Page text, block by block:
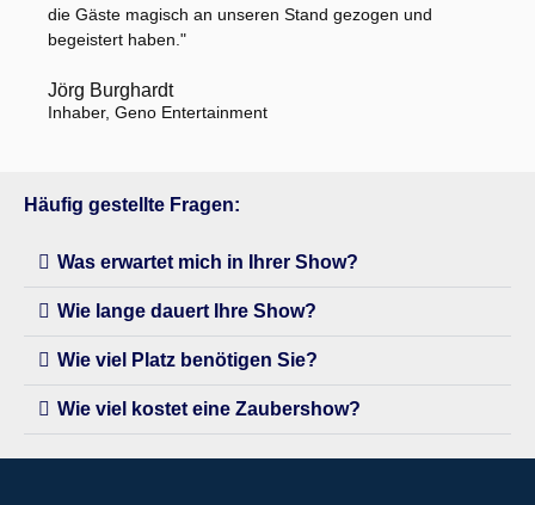
die Gäste magisch an unseren Stand gezogen und
begeistert haben."
Jörg Burghardt
Inhaber, Geno Entertainment
Häufig gestellte Fragen:
Was erwartet mich in Ihrer Show?
Wie lange dauert Ihre Show?
Wie viel Platz benötigen Sie?
Wie viel kostet eine Zaubershow?